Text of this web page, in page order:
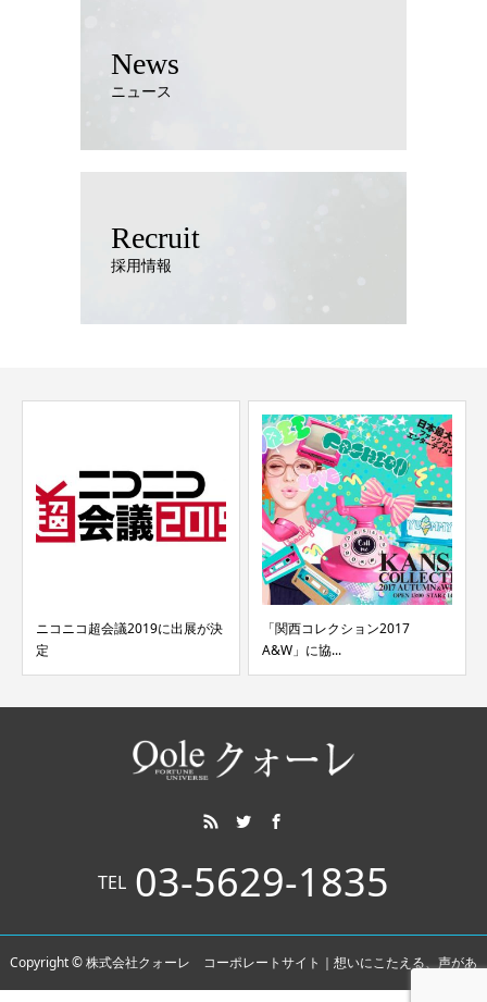
News
ニュース
Recruit
採用情報
ニコニコ超会議2019に出展が決
定
「関西コレクション2017
A&W」に協...
TEL 03-5629-1835
Copyright © 株式会社クォーレ コーポレートサイト｜想いにこたえる、声があ